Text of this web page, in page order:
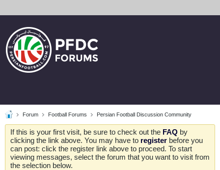
Forum Football Forums Persian Football Discussion Community
If this is your first visit, be sure to check out the FAQ by
clicking the link above. You may have to register before you
can post: click the register link above to proceed. To start
viewing messages, select the forum that you want to visit from
the selection below.